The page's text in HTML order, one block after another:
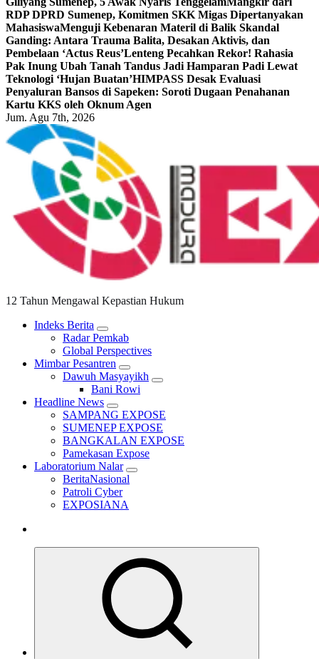
RDP DPRD Sumenep, Komitmen SKK Migas Dipertanyakan
MahasiswaMenguji Kebenaran Materil di Balik Skandal
Ganding: Antara Trauma Balita, Desakan Aktivis, dan
Pembelaan ‘Actus Reus’Lenteng Pecahkan Rekor! Rahasia
Pak Inung Ubah Tanah Tandus Jadi Hamparan Padi Lewat
Teknologi ‘Hujan Buatan’HIMPASS Desak Evaluasi
Penyaluran Bansos di Sapeken: Soroti Dugaan Penahanan
Kartu KKS oleh Oknum Agen
Jum. Agu 7th, 2026
12 Tahun Mengawal Kepastian Hukum
Indeks Berita
Radar Pemkab
Global Perspectives
Mimbar Pesantren
Dawuh Masyayikh
Bani Rowi
Headline News
SAMPANG EXPOSE
SUMENEP EXPOSE
BANGKALAN EXPOSE
Pamekasan Expose
Laboratorium Nalar
BeritaNasional
Patroli Cyber
EXPOSIANA